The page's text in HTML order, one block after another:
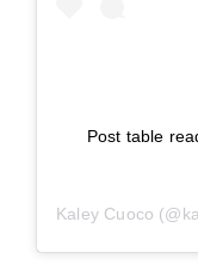
Post table
Kaley Cuoco